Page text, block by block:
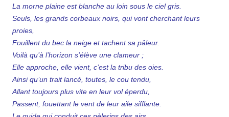
La morne plaine est blanche au loin sous le ciel gris.
Seuls, les grands corbeaux noirs, qui vont cherchant leurs
proies,
Fouillent du bec la neige et tachent sa pâleur.
Voilà qu’à l’horizon s’élève une clameur ;
Elle approche, elle vient, c’est la tribu des oies.
Ainsi qu’un trait lancé, toutes, le cou tendu,
Allant toujours plus vite en leur vol éperdu,
Passent, fouettant le vent de leur aile sifflante.